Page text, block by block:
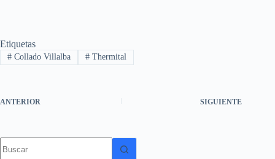
Etiquetas
#Collado Villalba #Thermital
ANTERIOR SIGUIENTE
resultados